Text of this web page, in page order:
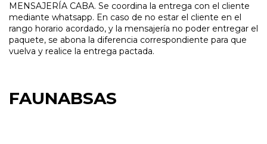
MENSAJERÍA CABA. Se coordina la entrega con el cliente
mediante whatsapp. En caso de no estar el cliente en el
rango horario acordado, y la mensajería no poder entregar el
paquete, se abona la diferencia correspondiente para que
vuelva y realice la entrega pactada.
FAUNABSAS